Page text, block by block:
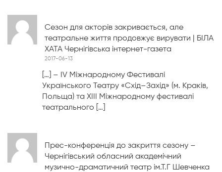
Сезон для акторів закривається, але
театральне життя продовжує вирувати | БІЛА
ХАТА Чернігівська інтернет-газета
2017-06-13
[…] – ІV Міжнародному Фестивалі
Українського Театру «Схід–Захід» (м. Краків,
Польща) та ХІІІ Міжнародному фестивалі
театрального […]
Прес-конференція до закриття сезону –
Чернігівський обласний академічний
музично-драматичний театр ім.Т.Г Шевченка